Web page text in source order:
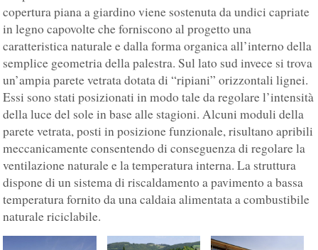
copertura piana a giardino viene sostenuta da undici capriate
in legno capovolte che forniscono al progetto una
caratteristica naturale e dalla forma organica all’interno della
semplice geometria della palestra. Sul lato sud invece si trova
un’ampia parete vetrata dotata di “ripiani” orizzontali lignei.
Essi sono stati posizionati in modo tale da regolare l’intensità
della luce del sole in base alle stagioni. Alcuni moduli della
parete vetrata, posti in posizione funzionale, risultano apribili
meccanicamente consentendo di conseguenza di regolare la
ventilazione naturale e la temperatura interna. La struttura
dispone di un sistema di riscaldamento a pavimento a bassa
temperatura fornito da una caldaia alimentata a combustibile
naturale riciclabile.